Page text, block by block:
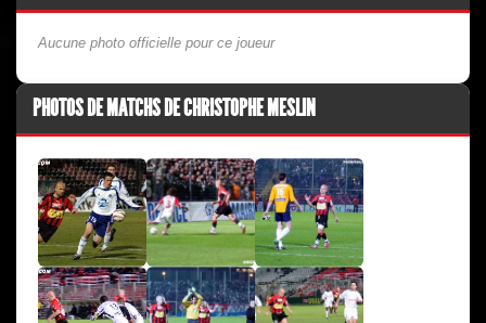
Aucune photo officielle pour ce joueur
PHOTOS DE MATCHS DE CHRISTOPHE MESLIN